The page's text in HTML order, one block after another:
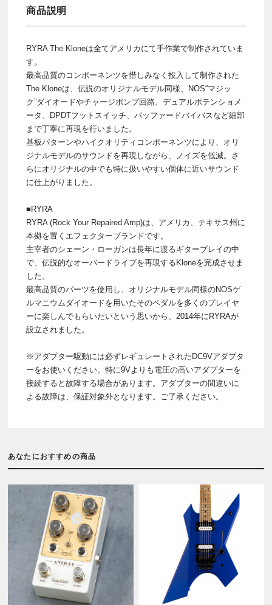
商品説明
RYRA The Kloneは全てアメリカにて手作業で制作されていま
す。
最高品質のコンポーネンツを惜しみなく投入して制作された
The Kloneは、伝説のオリジナルモデル同様、NOS“マジッ
ク”ダイオードやチャージポンプ回路、デュアルポテンショメ
ータ、DPDTフットスイッチ、バッファードバイパスなど細部
まで丁寧に再現を行いました。
基板パターンやハイクオリティコンポーネンツにより、オリ
ジナルモデルのサウンドを再現しながら、ノイズを低減。さ
らにオリジナルの中でも特に扱いやすい個体に近いサウンド
に仕上がりました。
■RYRA
RYRA (Rock Your Repaired Amp)は、アメリカ、テキサス州に
本拠を置くエフェクターブランドです。
主宰者のシェーン・ローガンは長年に渡るギタープレイの中
で、伝説的なオーバードライブを再現するKloneを完成させま
した。
最高品質のパーツを使用し、オリジナルモデル同様のNOSゲ
ルマニウムダイオードを用いたそのペダルを多くのプレイヤ
ーに楽しんでもらいたいという思いから、2014年にRYRAが
設立されました。
※アダプター駆動には必ずレギュレートされたDC9Vアダプタ
ーをお使いください。特に9Vよりも電圧の高いアダプターを
接続すると故障する場合があります。アダプターの間違いに
よる故障は、保証対象外となります。ご了承ください。
あなたにおすすめの商品